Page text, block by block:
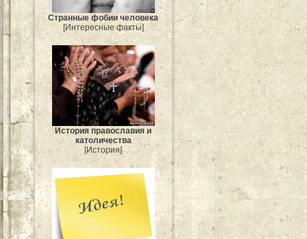
Странные фобии человека
[Интересные факты]
История православия и
католичества
[История]